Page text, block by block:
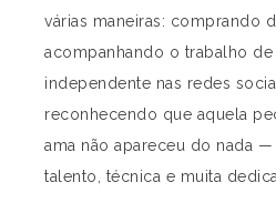
várias maneiras: comprando
acompanhando o trabalho de
independente nas redes
reconhecendo que aquela
ama não apareceu do nada
talento, técnica e muita